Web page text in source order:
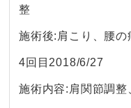
整
施術後:肩こり、腰の
4回目2018/6/27
施術内容:肩関節調